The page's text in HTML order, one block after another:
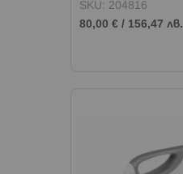
SKU: 204816
80,00 € / 156,47 лв.